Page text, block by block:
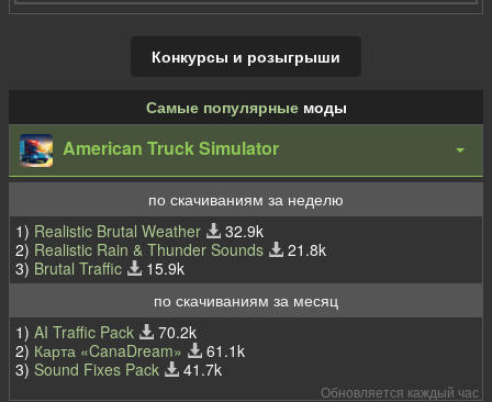
Конкурсы и розыгрыши
Самые популярныемоды
American Truck Simulator
по скачиваниям за неделю
1) Realistic Brutal Weather
32.9k
2) Realistic Rain & Thunder Sounds
21.8k
3) Brutal Traffic
15.9k
по скачиваниям за месяц
1) AI Traffic Pack
70.2k
2) Карта «CanaDream»
61.1k
3) Sound Fixes Pack 41.7k
Обновляется каждый час